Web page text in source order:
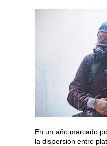
En un año marcado
la dispersión entre